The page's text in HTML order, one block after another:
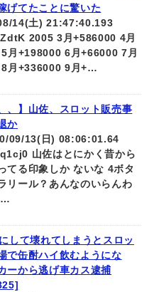
げてたことに驚いた
14(土) 21:47:40.193
2005 3月+586000 4月
月+198000 6月+66000 7月
月+336000 9月+…
、】山佐、スロット販売事
か
09/13(日) 08:06:01.64
山佐はとにかく昔から
てる印象しか ないな 4ボタ
リール？あんなのいらんわ
…
して壊れてしまうとスロッ
で缶酎ハイ飲むようにな
ーから逃げ車カス逮捕